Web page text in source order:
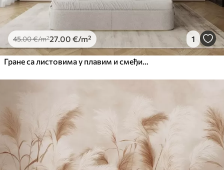
45.00€/m²27 .00 €/m² 1